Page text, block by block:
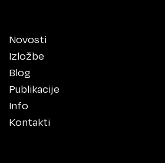
Novosti
Izložbe
Blog
Publikacije
Info
Kontakti